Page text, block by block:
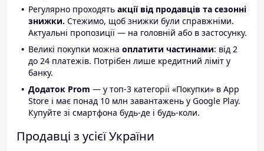
Регулярно проходять акції від продавців та сезонні
знижки. Стежимо, щоб знижки були справжніми.
Актуальні пропозиції — на головній або в застосунку.
Великі покупки можна оплатити частинами: від 2
до 24 платежів. Потрібен лише кредитний ліміт у
банку.
Додаток Prom — у топ-3 категорії «Покупки» в App
Store і має понад 10 млн завантажень у Google Play.
Купуйте зі смартфона будь-де і будь-коли.
Продавці з усієї України